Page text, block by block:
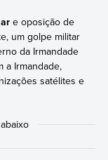
e oposição de
um golpe militar
da Irmandade
a Irmandade,
satélites e